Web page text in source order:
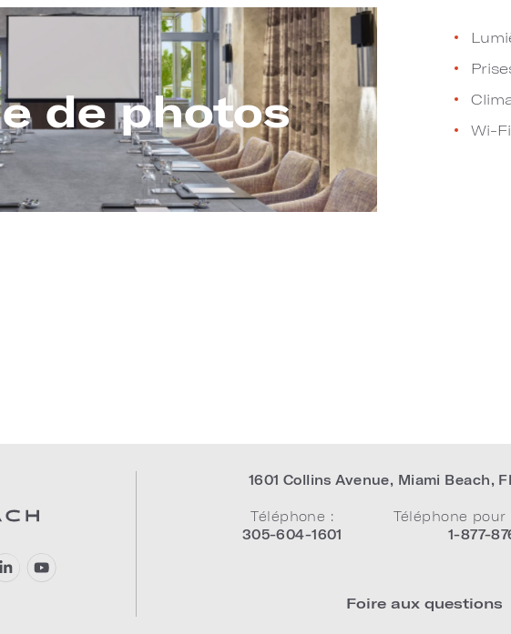
de photos
Wi-Fi
1601 Collins Avenue, Miami Beach,
Téléphone :
305-604-1601
Téléphone
1-877-
Foire aux questions